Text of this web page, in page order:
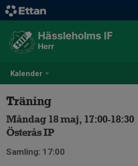
Kalender
Hässleholms IF
Herr
Träning
Måndag 18 maj, 17:00-18:30
Österås IP
Samling: 17:00